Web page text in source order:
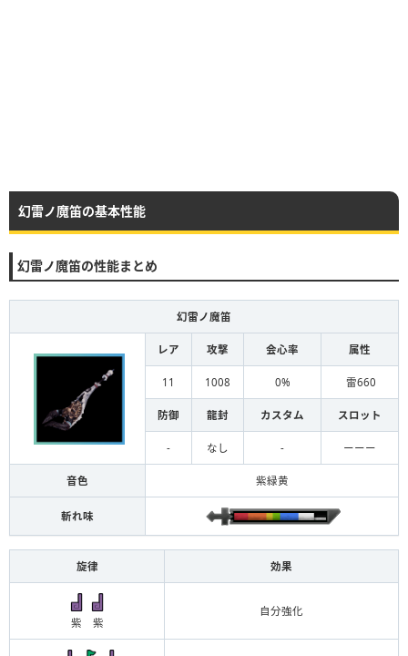
幻雷ノ魔笛の基本性能
幻雷ノ魔笛の性能まとめ
幻雷ノ魔笛
レア 攻撃 会心率 属性
11 1008 0% 雷660
防御 龍封 カスタム スロット
- なし - ーーー
音色 紫緑黄
斬れ味
旋律 効果
紫 紫
自分強化